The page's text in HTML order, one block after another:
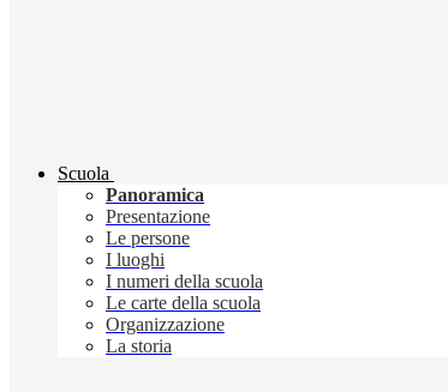
Scuola
Panoramica
Presentazione
Le persone
I luoghi
I numeri della scuola
Le carte della scuola
Organizzazione
La storia